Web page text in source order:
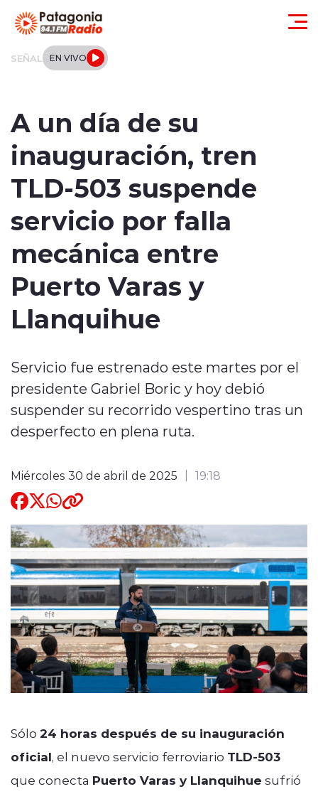
SEÑAL EN VIVO
Local
Tendencias
Internacional
Deportes
Entrevistas
A un día de su
inauguración, tren
TLD-503 suspende
servicio por falla
mecánica entre
Puerto Varas y
Llanquihue
Servicio fue estrenado este martes por el
presidente Gabriel Boric y hoy debió
suspender su recorrido vespertino tras un
desperfecto en plena ruta.
Miércoles 30 de abril de 2025 19:18
Sólo 24 horas después de su inauguración
oficial, el nuevo servicio ferroviario TLD-503
que conecta Puerto Varas y Llanquihue sufrió